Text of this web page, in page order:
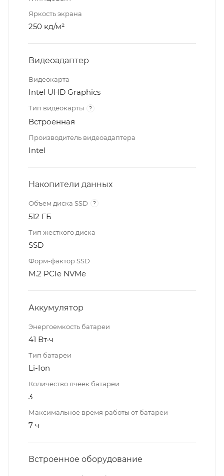
Яркость экрана
250 кд/м²
Видеоадаптер
Видеокарта
Intel UHD Graphics
Тип видеокарты ?
Встроенная
Производитель видеоадаптера
Intel
Накопители данных
Объем диска SSD ?
512 ГБ
Тип жесткого диска
SSD
Форм-фактор SSD
M.2 PCIe NVMe
Аккумулятор
Энергоемкость батареи
41 Вт·ч
Тип батареи
Li-Ion
Количество ячеек батареи
3
Максимальное время работы от батареи
7 ч
Встроенное оборудование